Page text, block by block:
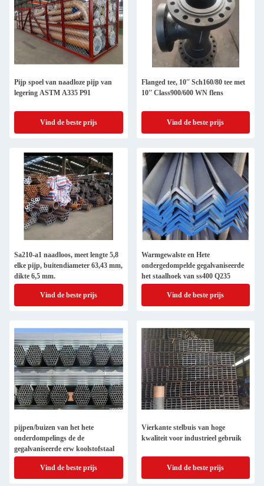
Pijp spoel van naadloze pijp van
legering ASTM A335 P91
Vind de beste prijs
Flanged tee, 10′′ Sch160/80 tee met
10′′ Class900/600 WN flens
Vind de beste prijs
Sa210-a1 naadloos, meet lengte 5,8
elke pijp, buitendiameter 63,43 mm,
dikte 6,5 mm.
Vind de beste prijs
Warmgewalste en Hete
ondergedompelde gegalvaniseerde
het staalhoek van ss400 Q235
Vind de beste prijs
pijpen/buizen van het hete
onderdompelings de de
gegalvaniseerde erw koolstofstaal
Vind de beste prijs
Vierkante stelbuis van hoge
kwaliteit voor industrieel gebruik
Vind de beste prijs